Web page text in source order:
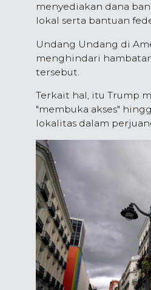
menyediakan dana
lokal serta bantuan
Undang Undang di
menghindari
tersebut.
Terkait hal, itu Trump
"membuka akses"
lokalitas dalam